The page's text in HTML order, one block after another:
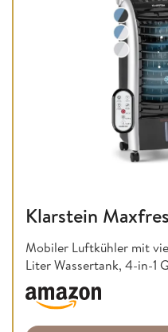
Klarstein
Mobiler Luftkühler mit
Liter Wassertank, 4-in-1